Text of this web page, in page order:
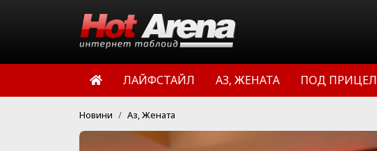
ЛАЙФСТАЙЛ АЗ, ЖЕНАТА ПОД ПРИЦЕЛ
Новини Аз, Жената